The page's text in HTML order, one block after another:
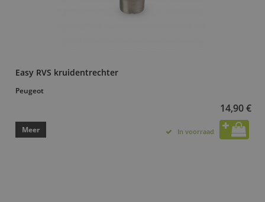
Easy RVS kruidentrechter
Peugeot
14,90 €
Meer In voorraad